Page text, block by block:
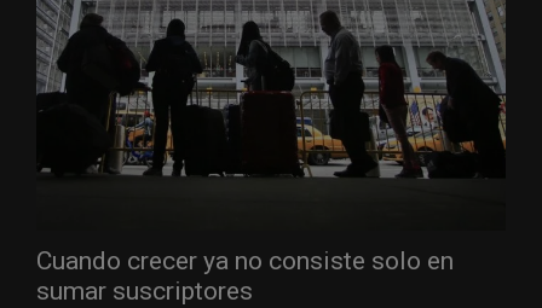
Cuando crecer ya no consiste solo en
sumar suscriptores